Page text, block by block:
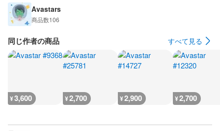
Avastars
商品数106
同じ作者の商品 すべて見る
¥3,600 ¥2,700 ¥2,900 ¥2,700